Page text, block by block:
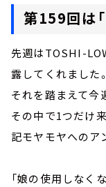
第159回は
先週はTOSHI-
露してくれました。
それを踏まえて今
その中で1つだけ
記モヤモヤへのア
「娘の使用しなく